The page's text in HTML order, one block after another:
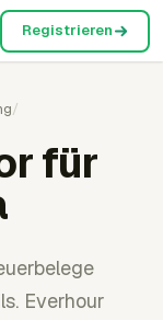
Registrieren
/
für
Everhour